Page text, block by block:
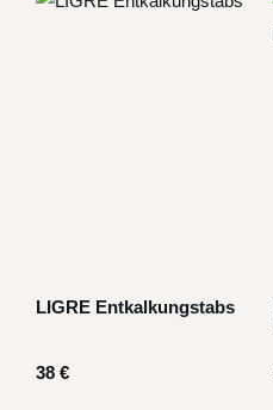
LIGRE Entkalkungstabs
38 €